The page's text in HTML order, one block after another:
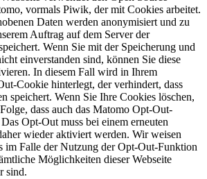
vormals Piwik, der mit Cookies arbeitet.
Daten werden anonymisiert und zu
Auftrag auf dem Server der
Wenn Sie mit der Speicherung und
einverstanden sind, können Sie diese
In diesem Fall wird in Ihrem
Cookie hinterlegt, der verhindert, dass
speichert. Wenn Sie Ihre Cookies löschen,
dass auch das Matomo Opt-Out-
Opt-Out muss bei einem erneuten
wieder aktiviert werden. Wir weisen
im Falle der Nutzung der Opt-Out-Funktion
Möglichkeiten dieser Webseite
sind.